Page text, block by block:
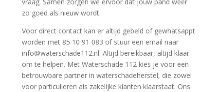
vraag.​ Samen zorgen we ervoor dat jouw pand weer
zo goed als nieuw wordt.​
Voor direct contact kan er altijd gebeld of gewhatsappt
worden met 85 10 91 083 of stuur een email naar
info@waterschade112.​nl.​ Altijd bereikbaar, altijd klaar
om te helpen.​ Met Waterschade 112 kies je voor een
betrouwbare partner in waterschadeherstel, die zowel
voor particulieren als zakelijke klanten klaarstaat.​ Ons